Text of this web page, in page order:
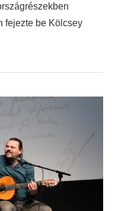
fejezte be Kölcsey